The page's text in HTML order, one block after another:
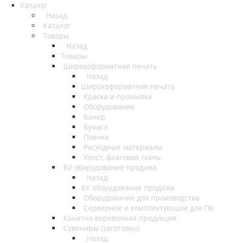
Каталог
Назад
Каталог
Товары
Назад
Товары
Широкоформатная печать
Назад
Широкоформатная печать
Краска и промывка
Оборудование
Банер
Бумага
Пленка
Расходные материалы
Холст, флаговая ткань
БУ оборудование продажа
Назад
БУ оборудование продажа
Оборудование для производства
Серверное и комплектующие для ПК
Канатно веревочная продукция
Сувениры (заготовки)
Назад